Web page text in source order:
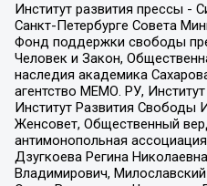
Институт развития прессы -
Санкт-Петербурге Совета
Фонд поддержки свободы
Человек и Закон,
наследия академика
агентство МЕМО. РУ,
Институт Развития
Женсовет, Общественный
антимонопольная
Дзугкоева Регина
Владимирович,